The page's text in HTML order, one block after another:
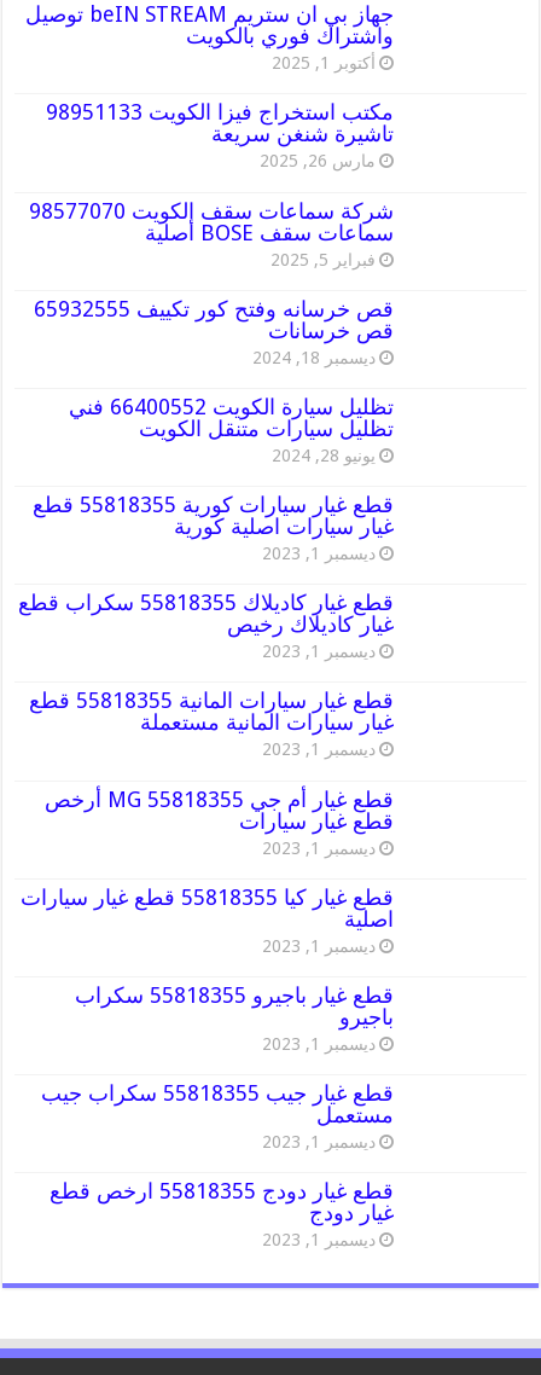
جهاز بي ان ستريم beIN STREAM توصيل
واشتراك فوري بالكويت
أكتوبر 1, 2025
مكتب استخراج فيزا الكويت 98951133
تاشيرة شنغن سريعة
مارس 26, 2025
شركة سماعات سقف الكويت 98577070
سماعات سقف BOSE أصلية
فبراير 5, 2025
قص خرسانه وفتح كور تكييف 65932555
قص خرسانات
ديسمبر 18, 2024
تظليل سيارة الكويت 66400552 فني
تظليل سيارات متنقل الكويت
يونيو 28, 2024
قطع غيار سيارات كورية 55818355 قطع
غيار سيارات اصلية كورية
ديسمبر 1, 2023
قطع غيار كاديلاك 55818355 سكراب قطع
غيار كاديلاك رخيص
ديسمبر 1, 2023
قطع غيار سيارات المانية 55818355 قطع
غيار سيارات المانية مستعملة
ديسمبر 1, 2023
قطع غيار أم جي MG 55818355 أرخص
قطع غيار سيارات
ديسمبر 1, 2023
قطع غيار كيا 55818355 قطع غيار سيارات
اصلية
ديسمبر 1, 2023
قطع غيار باجيرو 55818355 سكراب
باجيرو
ديسمبر 1, 2023
قطع غيار جيب 55818355 سكراب جيب
مستعمل
ديسمبر 1, 2023
قطع غيار دودج 55818355 ارخص قطع
غيار دودج
ديسمبر 1, 2023